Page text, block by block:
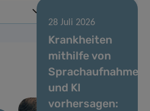
28 Juli 2026
Krankheiten
mithilfe von
Sprachaufnahmen
und KI
vorhersagen: